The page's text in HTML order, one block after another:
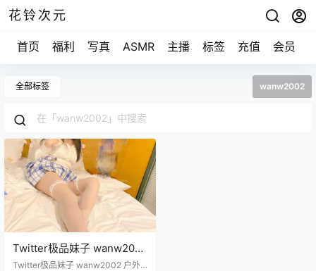
花铃次元
首页 福利 写真 ASMR 主播 标签 充值 会员
全部标签 wanw2002
Twitter极品妹子 wanw2002
户外露出 [37P/6V/151M]
Twitter极品妹子 wanw2002 户外